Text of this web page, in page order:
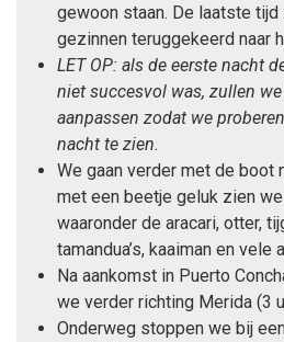
gewoon staan. De laatste
gezinnen teruggekeerd naar
LET OP: als de eerste nacht
niet succesvol was, zullen
aanpassen zodat we
nacht te zien.
We gaan verder met de boot
met een beetje geluk zien
waaronder de aracari, otter,
tamandua’s, kaaiman en vele
Na aankomst in Puerto
we verder richting Merida (3
Onderweg stoppen we bij